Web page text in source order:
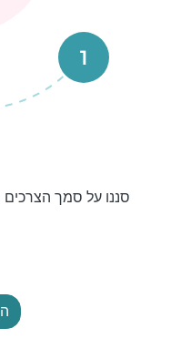
1
סננו על סמך הצרכים